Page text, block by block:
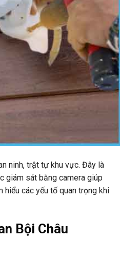
ninh, trật tự khu vực. Đây là
giám sát bằng camera giúp
các yếu tố quan trọng khi
Bội Châu